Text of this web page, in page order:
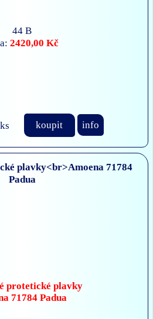
44 B
2420,00 Kč
ks koupit info
protetické plavky
71784 Padua